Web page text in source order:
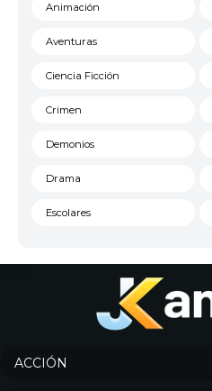
Animación
Aventuras
Ciencia Ficción
Crimen
Demonios
Drama
Escolares
ACCIÓN